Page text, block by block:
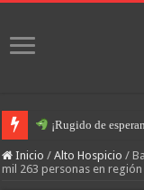
¡Rugido de
Inicio / Alto Hospicio /
mil 263 personas en